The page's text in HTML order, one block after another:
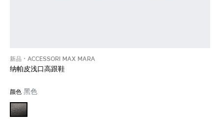
新品 ACCESSORI MAX MARA
纳帕皮浅口高跟鞋
颜色 黑色